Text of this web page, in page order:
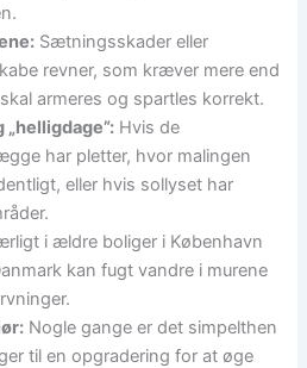
Sætningsskader eller
revner, som kræver mere end
armeres og spartles korrekt.
Hvis de
har pletter, hvor malingen
eller hvis sollyset har
i ældre boliger i København
kan fugt vandre i murene
Nogle gange er det simpelthen
til en opgradering for at øge